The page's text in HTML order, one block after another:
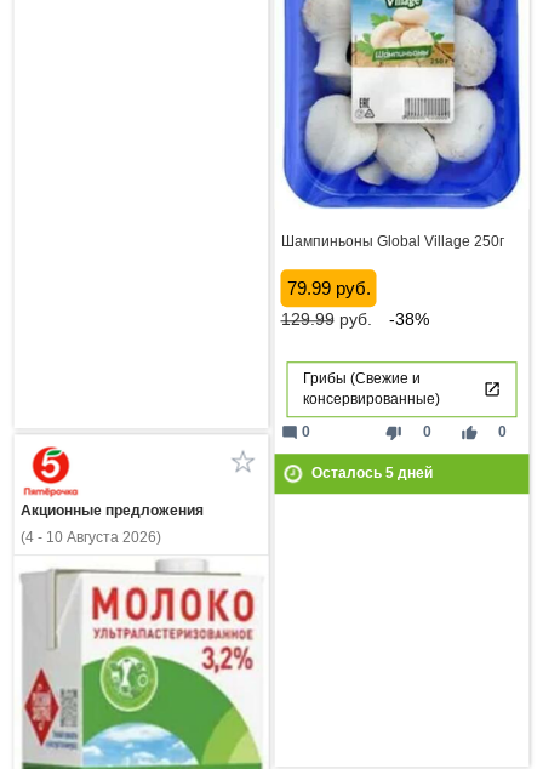
Шампиньоны Global Village 250г
79.99 руб.
129.99руб. -38%
Грибы (Свежие и
консервированные)
thumb_down 0 thumb_up 0
mode_comment 0
Осталось 5дней
Акционные предложения
(4 - 10 Августа 2026)